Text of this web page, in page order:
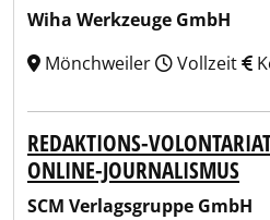
Wiha Werkzeuge GmbH
Mönchweiler
Vollzeit
REDAKTIONS-
ONLINE-JOURNALISMUS
SCM Verlagsgruppe GmbH